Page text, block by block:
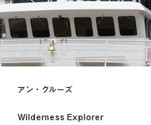
アン・クルーズ
Wilderness Explorer